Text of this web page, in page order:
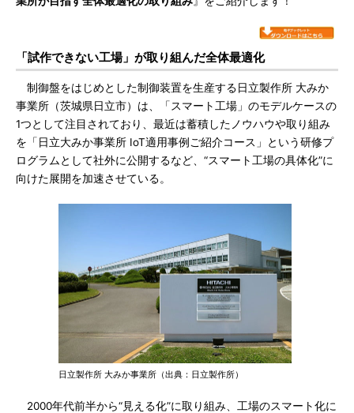
「試作できない工場」が取り組んだ全体最適化
制御盤をはじめとした制御装置を生産する日立製作所 大みか
事業所（茨城県日立市）は、「スマート工場」のモデルケースの
1つとして注目されており、最近は蓄積したノウハウや取り組み
を「日立大みか事業所 IoT適用事例ご紹介コース」という研修プ
ログラムとして社外に公開するなど、“スマート工場の具体化”に
向けた展開を加速させている。
日立製作所 大みか事業所（出典：日立製作所）
2000年代前半から“見える化”に取り組み、工場のスマート化に